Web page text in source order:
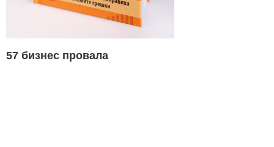
57 бизнес провала